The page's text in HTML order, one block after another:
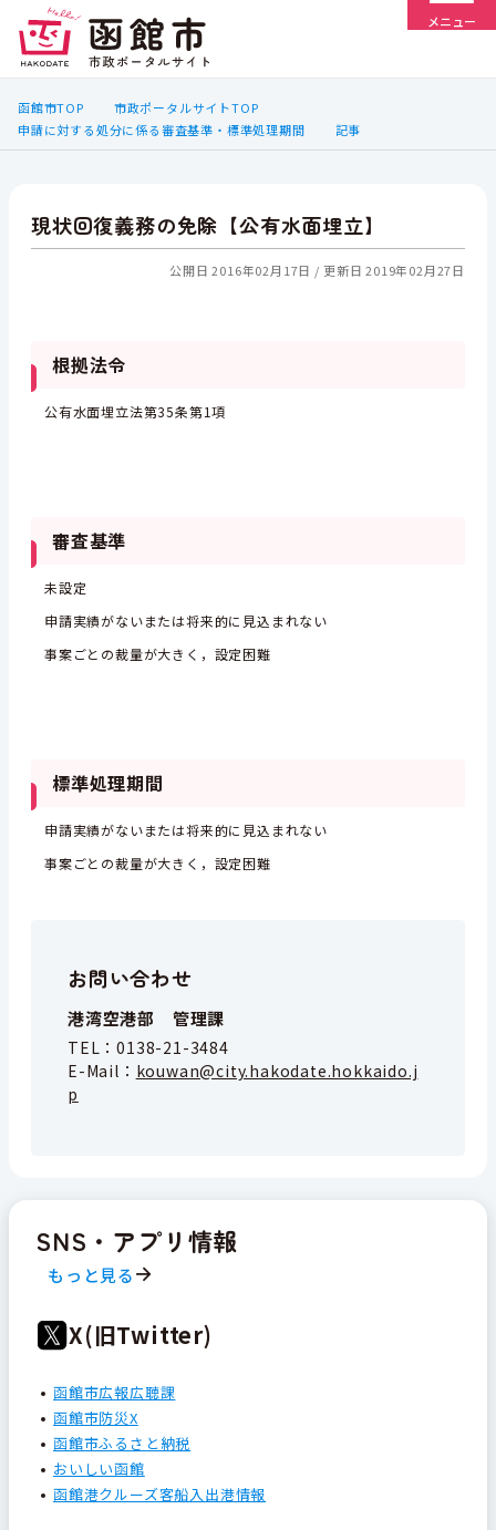
メニュー
函館市TOP
市政ポータルサイトTOP
申請に対する処分に係る審査基準・標準処理期間
記事
現状回復義務の免除【公有水面埋立】
公開日 2016年02月17日 更新日 2019年02月27日
根拠法令
公有水面埋立法第35条第1項
審査基準
未設定
申請実績がないまたは将来的に見込まれない
事案ごとの裁量が大きく，設定困難
標準処理期間
申請実績がないまたは将来的に見込まれない
事案ごとの裁量が大きく，設定困難
お問い合わせ
港湾空港部 管理課
TEL：0138-21-3484
E-Mail： kouwan@city.hakodate.hokkaido.j
p
SNS・アプリ情報
もっと見る
X(旧Twitter)
函館市広報広聴課
函館市防災X
函館市ふるさと納税
おいしい函館
函館港クルーズ客船入出港情報